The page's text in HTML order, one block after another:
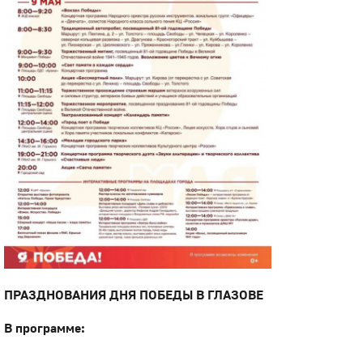
ПРАЗДНОВАНИЯ ДНЯ ПОБЕДЫ В ГЛАЗОВЕ
В программе: